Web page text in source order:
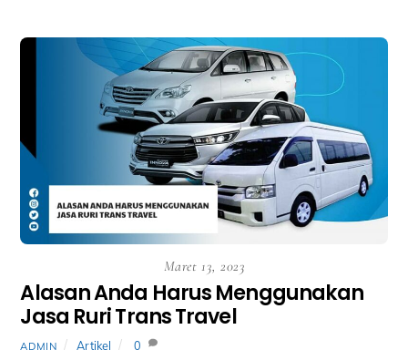
Maret 13, 2023
Alasan Anda Harus Menggunakan
Jasa Ruri Trans Travel
ADMIN Artikel 0